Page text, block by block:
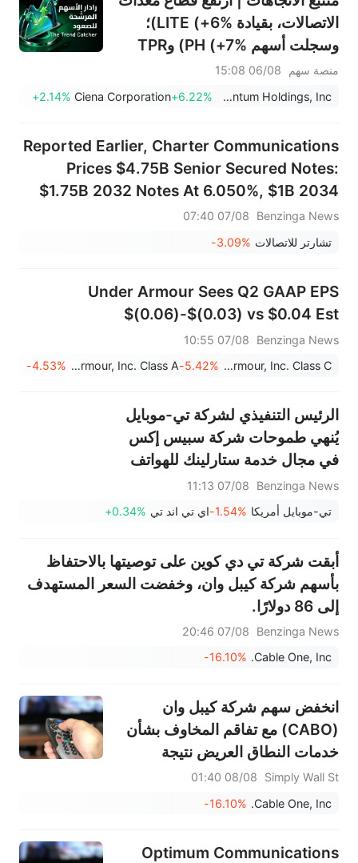
عملية فك حظر لأسهمه اليوم
الاتصالات، بقيادة LITE (+6%)؛
وسجلت أسهم PH (+7%) وTPR
(+1.8%) أعلى مستوياتها على
الإطلاق؛ كما اقتربت أسهم XOM
منصة سهم
06/08 15:08
Lumentum Holdings, Inc.
+6.22%
Ciena Corporation
+2.14%
Reported Earlier, Charter Communications
Prices $4.75B Senior Secured Notes:
$1.75B 2032 Notes At 6.050%, $1B 2034
Notes At 6.600%, $1B 2036 Notes At
6.950%, $1B 2056 Notes At 7.850%
Benzinga News
07/08 07:40
تشارتر للاتصالات -3.09%
Under Armour Sees Q2 GAAP EPS
$(0.06)-$(0.03) vs $0.04 Est
Benzinga News
07/08 10:55
Under Armour, Inc. Class C
-5.42%
Under Armour, Inc. Class A
-4.53%
الرئيس التنفيذي لشركة تي-موبايل
يُنهي طموحات شركة سبيس إكس
في مجال خدمة ستارلينك للهواتف
المحمولة، بينما تضخ شركة ماسك
مليارات الدولارات في شراء الطيف
Benzinga News
07/08 11:13
تي-موبايل أمريكا -1.54%اي تي اند تي +0.34%
أبقت شركة تي دي كوين على توصيتها بالاحتفاظ
بأسهم شركة كيبل وان، وخفضت السعر المستهدف
إلى 86 دولارًا.
Benzinga News
07/08 20:46
Cable One, Inc.
-16.10%
انخفض سهم شركة كيبل وان
(CABO) مع تفاقم المخاوف بشأن
خدمات النطاق العريض نتيجة
لانخفاض هوامش الربح
Simply Wall St
08/08 01:40
Cable One, Inc.
-16.10%
Optimum Communications